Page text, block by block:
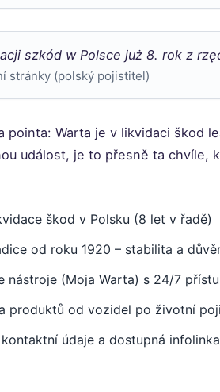
szkód w Polsce już 8. rok z
stránky (polský pojistitel)
pointa: Warta je v likvidaci škod
událost, je to přesně ta chvíle,
škod v Polsku (8 let v řadě)
od roku 1920 – stabilita a
nástroje (Moja Warta) s 24/7
produktů od vozidel po životní
údaje a dostupná infolinka